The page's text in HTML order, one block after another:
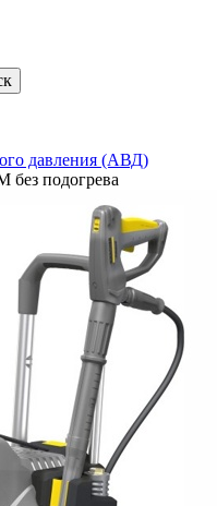
давления (АВД)
без подогрева